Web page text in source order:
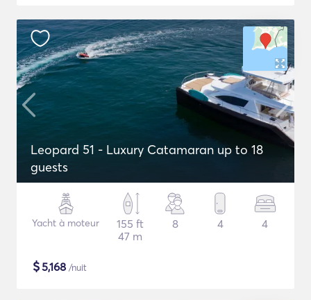
Leopard 51 - Luxury Catamaran up to 18
guests
Yacht à moteur
155 ft
47 m
8 4 4
$5,168 /nuit